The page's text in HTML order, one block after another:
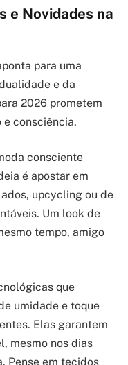
e Novidades na
para uma
e da
2026 prometem
e consciência.
consciente
é apostar em
upcycling ou de
Um look de
tempo, amigo
que
umidade e toque
Elas garantem
mesmo nos dias
Pense em tecidos